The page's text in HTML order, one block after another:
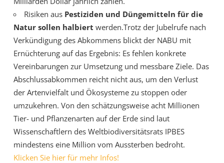
Risiken aus Pestiziden und Düngemitteln für die
Natur sollen halbiert werden.Trotz der Jubelrufe nach
Verkündigung des Abkommens blickt der NABU mit
Ernüchterung auf das Ergebnis: Es fehlen konkrete
Vereinbarungen zur Umsetzung und messbare Ziele. Das
Abschlussabkommen reicht nicht aus, um den Verlust
der Artenvielfalt und Ökosysteme zu stoppen oder
umzukehren. Von den schätzungsweise acht Millionen
Tier- und Pflanzenarten auf der Erde sind laut
Wissenschaftlern des Weltbiodiversitätsrats IPBES
mindestens eine Million vom Aussterben bedroht.
Klicken Sie hier für mehr Infos!